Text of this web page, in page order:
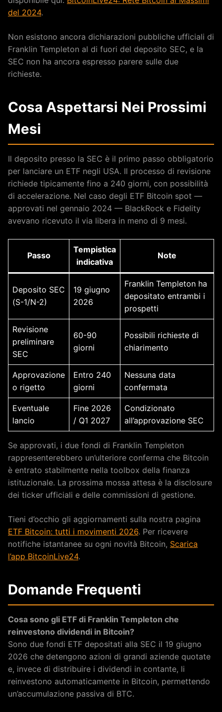
del 2024.
Non esistono ancora dichiarazioni pubbliche ufficiali di
Franklin Templeton al di fuori del deposito SEC, e la
SEC non ha ancora espresso parere sulle due
richieste.
Cosa Aspettarsi Nei Prossimi
Mesi
Il deposito presso la SEC è il primo passo obbligatorio
per lanciare un ETF negli USA. Il processo di revisione
richiede tipicamente fino a 240 giorni, con possibilità
di accelerazione. Nel caso degli ETF Bitcoin spot —
approvati nel gennaio 2024 — BlackRock e Fidelity
avevano ricevuto il via libera in meno di 9 mesi.
Passo
Tempistica
indicativa
Note
Deposito SEC
(S-1/N-2)
19 giugno
2026
Franklin Templeton ha
depositato entrambi i
prospetti
Revisione
preliminare
SEC
60-90
giorni
Possibili richieste di
chiarimento
Approvazione
o rigetto
Entro 240
giorni
Nessuna data
confermata
Eventuale
lancio
Fine 2026
/ Q1 2027
Condizionato
all’approvazione SEC
Se approvati, i due fondi di Franklin Templeton
rappresenterebbero un’ulteriore conferma che Bitcoin
è entrato stabilmente nella toolbox della finanza
istituzionale. La prossima mossa attesa è la disclosure
dei ticker ufficiali e delle commissioni di gestione.
Tieni d’occhio gli aggiornamenti sulla nostra pagina
ETF Bitcoin: tutti i movimenti 2026. Per ricevere
notifiche istantanee su ogni novità Bitcoin, Scarica
l’app BitcoinLive24.
Domande Frequenti
Cosa sono gli ETF di Franklin Templeton che
reinvestono dividendi in Bitcoin?
Sono due fondi ETF depositati alla SEC il 19 giugno
2026 che detengono azioni di grandi aziende quotate
e, invece di distribuire i dividendi in contante, li
reinvestono automaticamente in Bitcoin, permettendo
un’accumulazione passiva di BTC.